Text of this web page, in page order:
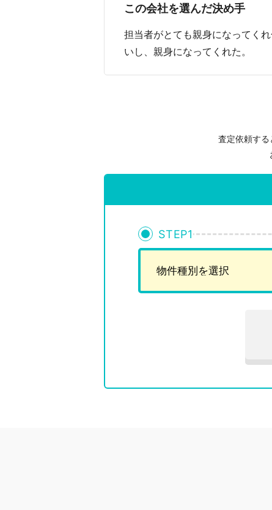
この会社を選んだ決め手
担当者がとても親身になってく
いし、親身になってくれた。
査定依頼する
STEP1